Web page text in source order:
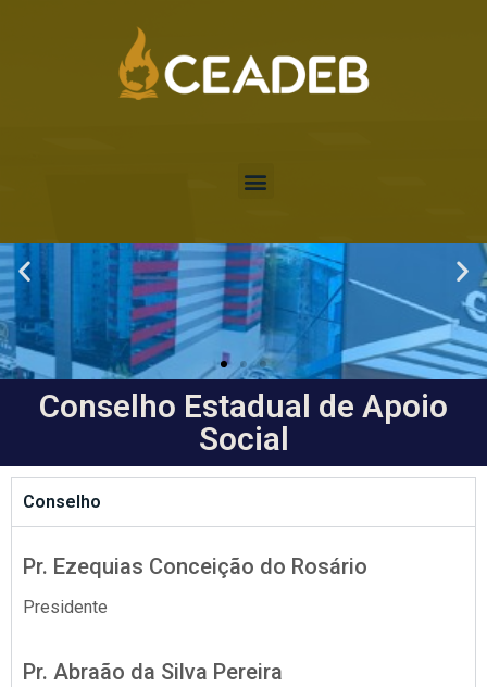
Conselho Estadual de Apoio
Social
Conselho
Pr. Ezequias Conceição do Rosário
Presidente
Pr. Abraão da Silva Pereira